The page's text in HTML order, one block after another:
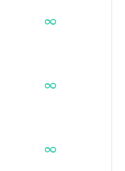
∞
∞
∞